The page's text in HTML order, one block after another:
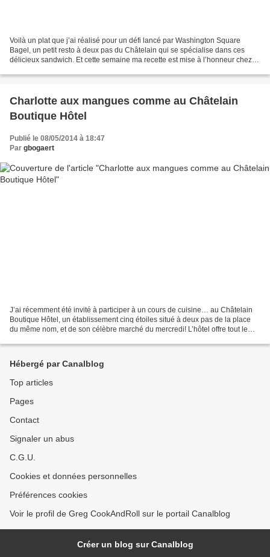
Voilà un plat que j’ai réalisé pour un défi lancé par Washington Square
Bagel, un petit resto à deux pas du Châtelain qui se spécialise dans ces
délicieux sandwich. Et cette semaine ma recette est mise à l’honneur chez
Charlotte aux mangues comme au Châtelain
Boutique Hôtel
Publié le 08/05/2014 à 18:47
Par gbogaert
J’ai récemment été invité à participer à un cours de cuisine… au Châtelain
Boutique Hôtel, un établissement cinq étoiles situé à deux pas de la place
du même nom, et de son célèbre marché du mercredi! L’hôtel offre tout le
Hébergé par Canalblog
Top articles
Pages
Contact
Signaler un abus
C.G.U.
Cookies et données personnelles
Préférences cookies
Voir le profil de Greg CookAndRoll sur le portail Canalblog
Créer un blog sur Canalblog